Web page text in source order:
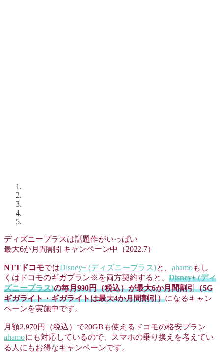
ディズニープラスは話題作がいっぱい
最大6か月間割引キャンペーン中（2022.7）
NTTドコモではDisney+ (ディズニープラス)と、 ahamo もし
くはドコモのギガプラン※を両方契約すると、 Disney+ (ディ
ズニープラス)の毎月990円（税込）が最大6か月間割引（5G
ギガライト・ギガライトは最大4か月間割引）になるキャン
ペーンを実施中です。
月額2,970円（税込）で20GBも使えるドコモの格安プラン
ahamoにも対応しているので、スマホの乗り換えを考えてい
る人にもお得なキャンペーンです。